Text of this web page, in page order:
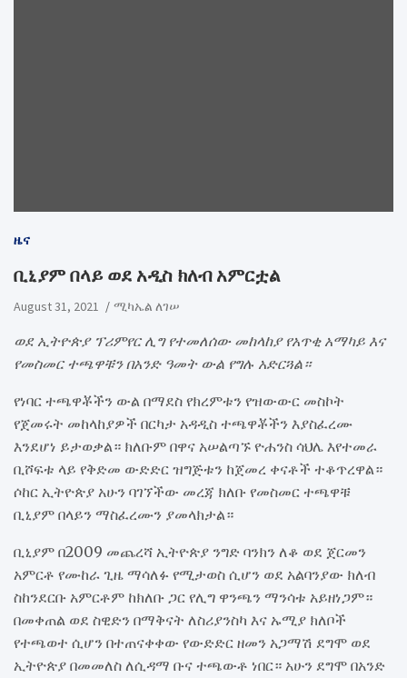
ዜና
ቢኒያም በላይ ወደ አዲስ ክለብ አምርቷል
August 31, 2021 ሚካኤል ለገሠ
ወደ ኢትዮጵያ ፕሪምየር ሊግ የተመለሰው መከላከያ የአጥቂ አማካይ እና
የመስመር ተጫዋቹን በአንድ ዓመት ውል የግሉ አድርጓል።
የነባር ተጫዋቾችን ውል በማደስ የክረምቱን የዝውውር መስኮት
የጀመሩት መከላከያዎች በርካታ አዳዲስ ተጫዋቾችን እያስፈረሙ
እንደሆነ ይታወቃል። ክለቡም በዋና አሠልጣኙ ዮሐንስ ሳህሌ እየተመራ
ቢሾፍቱ ላይ የቅድመ ውድድር ዝግጅቱን ከጀመረ ቀናቶች ተቆጥረዋል።
ሶከር ኢትዮጵያ አሁን ባገኘችው መረጃ ክለቡ የመስመር ተጫዋቹ
ቢኒያም በላይን ማስፈረሙን ያመላክታል።
ቢኒያም በ2009 መጨረሻ ኢትዮጵያ ንግድ ባንክን ለቆ ወደ ጀርመን
አምርቶ የሙከራ ጊዜ ማሳለፉ የሚታወስ ሲሆን ወደ አልባንያው ክለብ
ስከንደርቡ አምርቶም ከክለቡ ጋር የሊግ ዋንጫን ማንሳቱ አይዘነጋም።
በመቀጠል ወደ ስዊድን በማቅናት ለስሪያንስካ እና ኡሚያ ክለቦች
የተጫወተ ሲሆን በተጠናቀቀው የውድድር ዘመን አጋማሽ ደግሞ ወደ
ኢትዮጵያ በመመለስ ለሲዳማ ቡና ተጫውቶ ነበር። አሁን ደግሞ በአንድ